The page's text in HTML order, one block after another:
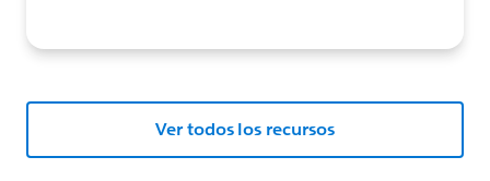
Ver todos los recursos